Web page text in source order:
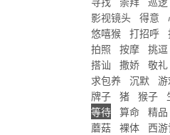
影视镜头
得意
悠嘻猴
打招呼
拍照
按摩 挑逗
搭讪
撒娇 敬礼
求包养
沉默
牌子
猪 猴子
等待
算命 精品
蘑菇
裸体 西